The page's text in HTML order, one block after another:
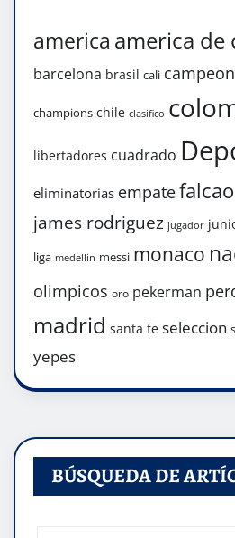
america america de
barcelona brasil cali campeon
champions chile clasifico
libertadores cuadrado
eliminatorias empatefalcao
james rodriguez jugador
liga medellin messi monaco
olimpicos oro pekerman
madrid santa fe seleccion
yepes
BÚSQUEDA DE